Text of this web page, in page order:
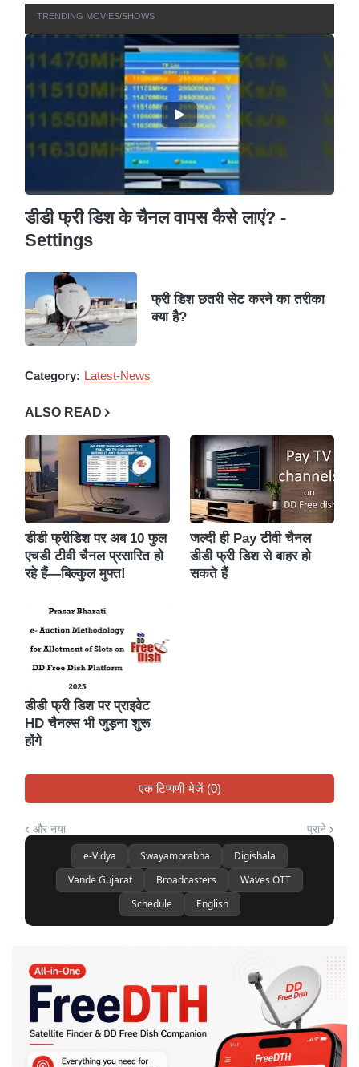
TRENDING MOVIES/SHOWS
डीडी फ्री डिश के चैनल वापस कैसे लाएं? -
Settings
फ्री डिश छतरी सेट करने का तरीका
क्या है?
Category: Latest-News
ALSO READ
डीडी फ्रीडिश पर अब 10 फुल
एचडी टीवी चैनल प्रसारित हो
रहे हैं—बिल्कुल मुफ्त!
जल्दी ही Pay टीवी चैनल
डीडी फ्री डिश से बाहर हो
सकते हैं
डीडी फ्री डिश पर प्राइवेट
HD चैनल्स भी जुड़ना शुरू
होंगे
एक टिप्पणी भेजें (0)
और नया पुराने
e-Vidya Swayamprabha
Digishala
Vande Gujarat
Broadcasters
Waves OTT
Schedule
English